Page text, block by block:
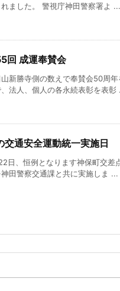
ました。 警視庁神田警察署よ ...
回 成運奉賛会
新勝寺側の数えで奉賛会50周年
、法人、個人の各永続表彰を表彰
交通安全運動統一実施日
日、恒例となります神保町交差
田警察交通課と共に実施しま ...